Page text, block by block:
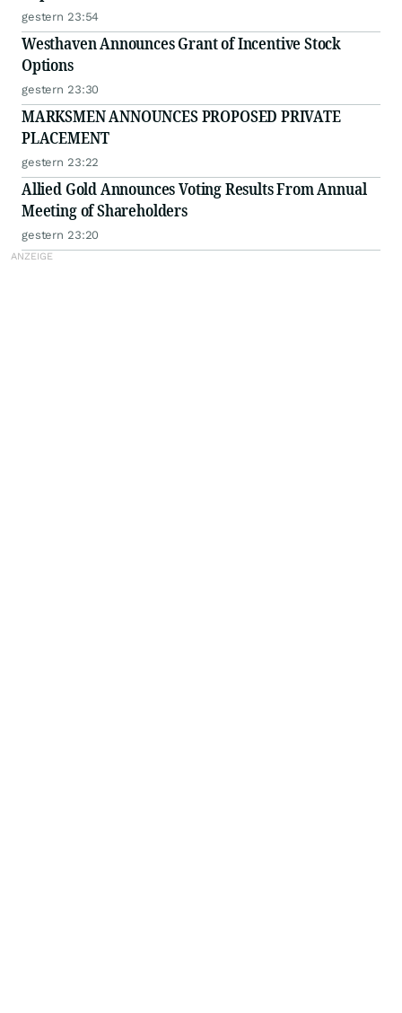
gestern 23:54
Westhaven Announces Grant of Incentive Stock
Options
gestern 23:30
MARKSMEN ANNOUNCES PROPOSED PRIVATE
PLACEMENT
gestern 23:22
Allied Gold Announces Voting Results From Annual
Meeting of Shareholders
gestern 23:20